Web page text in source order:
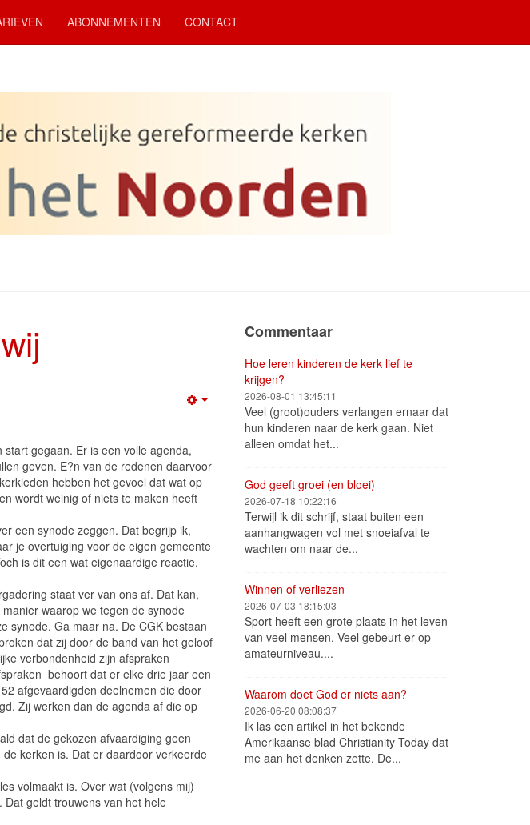
ABONNEMENTEN CONTACT
gegaan. Er is een volle agenda,
geven. E?n van de redenen daarvoor
hebben het gevoel dat wat op
wordt weinig of niets te maken heeft
een synode zeggen. Dat begrijp ik,
je overtuiging voor de eigen gemeente
is dit een wat eigenaardige reactie.
staat ver van ons af. Dat kan,
waarop we tegen de synode
synode. Ga maar na. De CGK bestaan
dat zij door de band van het geloof
verbondenheid zijn afspraken
behoort dat er elke drie jaar een
afgevaardigden deelnemen die door
Zij werken dan de agenda af die op
dat de gekozen afvaardiging geen
kerken is. Dat er daardoor verkeerde
volmaakt is. Over wat (volgens mij)
geldt trouwens van het hele
Commentaar
Hoe leren kinderen de kerk lief te
krijgen?
2026-08-01 13:45:11
Veel (groot)ouders verlangen ernaar dat
hun kinderen naar de kerk gaan. Niet
alleen omdat het...
God geeft groei (en bloei)
2026-07-18 10:22:16
Terwijl ik dit schrijf, staat buiten een
aanhangwagen vol met snoeiafval te
wachten om naar de...
Winnen of verliezen
2026-07-03 18:15:03
Sport heeft een grote plaats in het leven
van veel mensen. Veel gebeurt er op
amateurniveau....
Waarom doet God er niets aan?
2026-06-20 08:08:37
Ik las een artikel in het bekende
Amerikaanse blad Christianity Today dat
me aan het denken zette. De...